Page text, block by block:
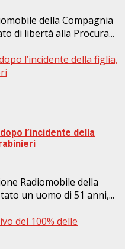
della Compagnia
di libertà alla Procura...
l’incidente della figlia,
l’incidente della
Radiomobile della
un uomo di 51 anni,...
del 100% delle